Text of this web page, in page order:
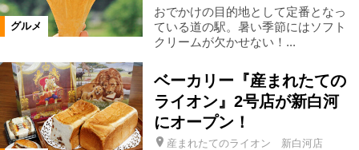
アジア料理 日本料理 郷土料理
寿司 魚料理 天ぷら・串揚げ
食事処・レストラン
グルメ
おでかけの目的地として定番となっ
ている道の駅。暑い季節にはソフト
クリームが欠かせない！...
ベーカリー『産まれたての
ライオン』2号店が新白河
にオープン！
産まれたてのライオン 新白河店